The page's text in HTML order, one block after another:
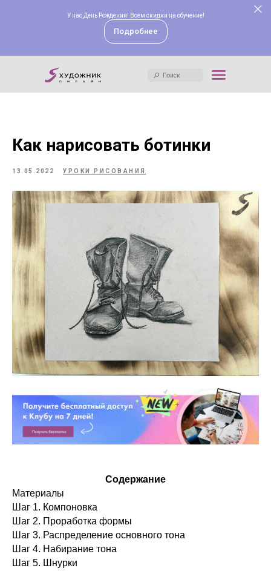
У нас День Рождения! Всем скидки на обучение!
Подробнее
Поиск
Поиск
Как нарисовать ботинки
13.05.2022 УРОКИ РИСОВАНИЯ
Содержание
Материалы
Шаг 1. Компоновка
Шаг 2. Проработка формы
Шаг 3. Распределение основного тона
Шаг 4. Набирание тона
Шаг 5. Шнурки